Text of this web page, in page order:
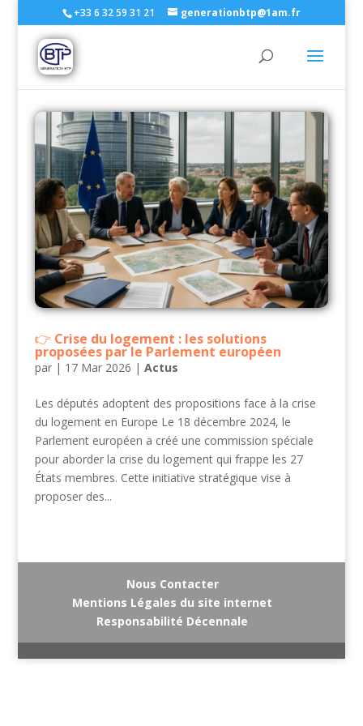
+33 6 32 59 31 21 generationbtp@1am.fr
Crise du logement : les solutions
proposées par le Parlement européen
par | 17 Mar 2026 | Actus
Les députés adoptent des propositions face à la crise
du logement en Europe Le 18 décembre 2024, le
Parlement européen a créé une commission spéciale
pour aborder la crise du logement qui frappe les 27
États membres. Cette initiative stratégique vise à
proposer des...
Nous Contacter
Mentions Légales du site internet
Responsabilité Décennale